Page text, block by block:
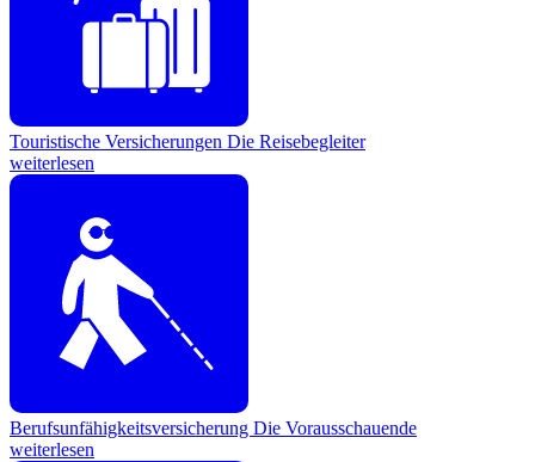
Touristische Versicherungen Die Reisebegleiter
weiterlesen
Berufsunfähigkeitsversicherung Die Vorausschauende
weiterlesen